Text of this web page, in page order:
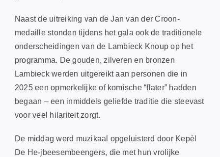
Naast de uitreiking van de Jan van der Croon-
medaille stonden tijdens het gala ook de traditionele
onderscheidingen van de Lambieck Knoup op het
programma. De gouden, zilveren en bronzen
Lambieck werden uitgereikt aan personen die in
2025 een opmerkelijke of komische “flater” hadden
begaan – een inmiddels geliefde traditie die steevast
voor veel hilariteit zorgt.
De middag werd muzikaal opgeluisterd door Kepèl
De He-jbeesembeengers, die met hun vrolijke